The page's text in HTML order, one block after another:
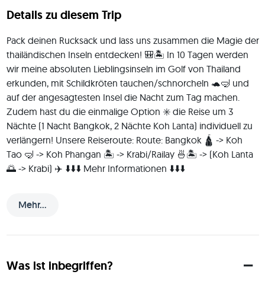
Details zu diesem Trip
Mehr...
Pack deinen Rucksack und lass uns zusammen die Magie der
thailändischen Inseln entdecken! 🎒🏝️ In 10 Tagen werden
wir meine absoluten Lieblingsinseln im Golf von Thailand
erkunden, mit Schildkröten tauchen/schnorcheln 🐢🤿 und
auf der angesagtesten Insel die Nacht zum Tag machen.
Zudem hast du die einmalige Option ✳️ die Reise um 3
Nächte (1 Nacht Bangkok, 2 Nächte Koh Lanta) individuell zu
verlängern! Unsere Reiseroute: Route: Bangkok 🛕 -> Koh
Tao 🤿 -> Koh Phangan 🏝️ -> Krabi/Railay 🍜🏝️ -> (Koh Lanta
🌅 -> Krabi) ✈️ ⬇️⬇️⬇️ Mehr Informationen ⬇️⬇️⬇️
3️⃣ ??? 4️⃣ ??? ℹ️ OVERVIEW: Tag 1: Ankunft in Bangkok 🏙️ Wir
besprechen die nächsten Tage. Bis zum Abend ist noch gut
Sightseeing Tour durch Bangkok. Wir werden am Abend den
Was ist inbegriffen?